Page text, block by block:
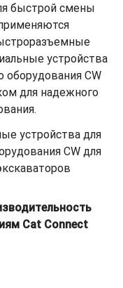
быстрой смены
устройства
оборудования CW
для надежного
устройства для
CW для
Cat Connect